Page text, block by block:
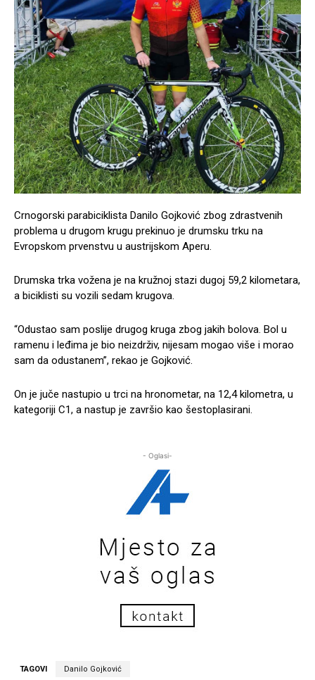
Crnogorski parabiciklista Danilo Gojković zbog zdrastvenih
problema u drugom krugu prekinuo je drumsku trku na
Evropskom prvenstvu u austrijskom Aperu.
Drumska trka vožena je na kružnoj stazi dugoj 59,2 kilometara,
a biciklisti su vozili sedam krugova.
“Odustao sam poslije drugog kruga zbog jakih bolova. Bol u
ramenu i leđima je bio neizdrživ, nijesam mogao više i morao
sam da odustanem”, rekao je Gojković.
On je juče nastupio u trci na hronometar, na 12,4 kilometra, u
kategoriji C1, a nastup je završio kao šestoplasirani.
- Oglasi-
TAGOVI Danilo Gojković